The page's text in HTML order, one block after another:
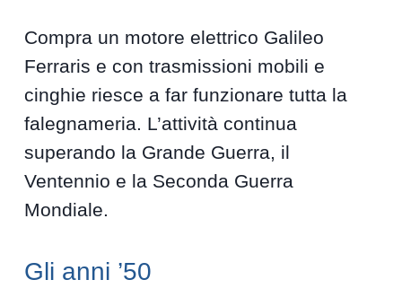
Compra un motore elettrico Galileo
Ferraris e con trasmissioni mobili e
cinghie riesce a far funzionare tutta la
falegnameria. L’attività continua
superando la Grande Guerra, il
Ventennio e la Seconda Guerra
Mondiale.
Gli anni ’50